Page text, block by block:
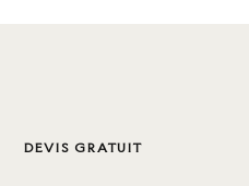
DEVIS GRATUIT